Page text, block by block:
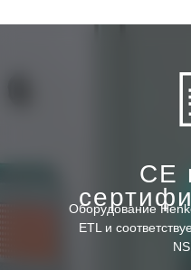
CE
Оборудование
ETL и